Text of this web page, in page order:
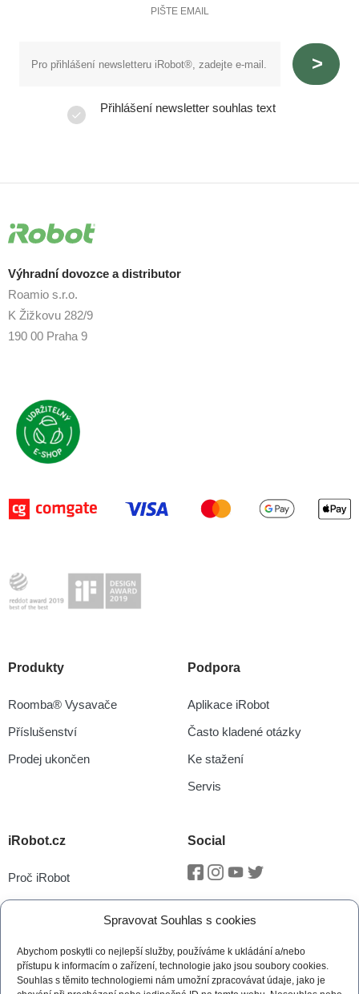
Spravovat Souhlas s cookies
Abychom poskytli co nejlepší služby, používáme k ukládání a/nebo
přístupu k informacím o zařízení, technologie jako jsou soubory cookies.
Souhlas s těmito technologiemi nám umožní zpracovávat údaje, jako je
PIŠTE EMAIL
Přihlášení newsletter souhlas text
Výhradní dovozce a distributor
Roamio s.r.o.
K Žižkovu 282/9
190 00 Praha 9
Produkty
Roomba® Vysavače
Příslušenství
Prodej ukončen
Podpora
Aplikace iRobot
Často kladené otázky
Ke stažení
Servis
iRobot.cz
Proč iRobot
iRobot OS
Technologie vSLAM®
Novinky
Social
Facebook
Instagram
Youtube